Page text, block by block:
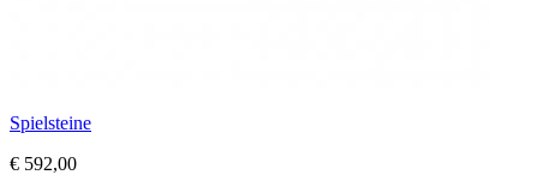
Spielsteine
€ 592,00